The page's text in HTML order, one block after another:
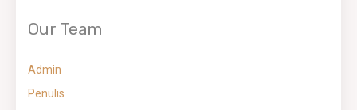
Our Team
Admin
Penulis